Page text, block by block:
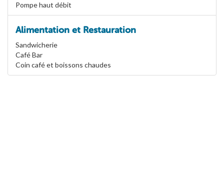
Pompe haut débit
Alimentation et Restauration
Sandwicherie
Café Bar
Coin café et boissons chaudes